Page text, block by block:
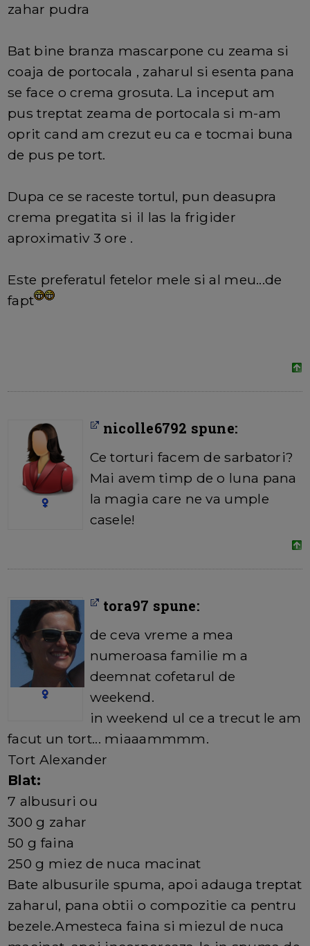
zahar pudra
Bat bine branza mascarpone cu zeama si
coaja de portocala , zaharul si esenta pana
se face o crema grosuta. La inceput am
pus treptat zeama de portocala si m-am
oprit cand am crezut eu ca e tocmai buna
de pus pe tort.
Dupa ce se raceste tortul, pun deasupra
crema pregatita si il las la frigider
aproximativ 3 ore .
Este preferatul fetelor mele si al meu...de
fapt
nicolle6792 spune:
Ce torturi facem de sarbatori?
Mai avem timp de o luna pana
la magia care ne va umple
casele!
tora97 spune:
de ceva vreme a mea
numeroasa familie m a
deemnat cofetarul de
weekend.
in weekend ul ce a trecut le am
facut un tort... miaaammmm.
Tort Alexander
Blat:
7 albusuri ou
300 g zahar
50 g faina
250 g miez de nuca macinat
Bate albusurile spuma, apoi adauga treptat
zaharul, pana obtii o compozitie ca pentru
bezele.Amesteca faina si miezul de nuca